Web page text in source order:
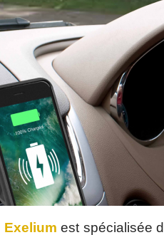
Exelium est spécialisée